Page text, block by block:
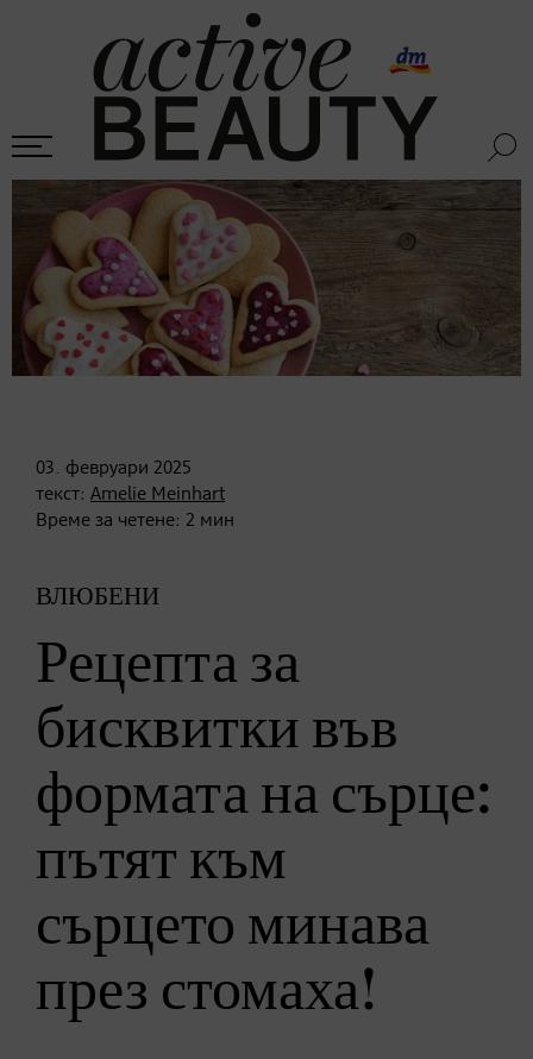
03. февруари 2025
текст: Amelie Meinhart
Време за четене: 2 мин
ВЛЮБЕНИ
Рецепта за
бисквитки във
формата на сърце:
пътят към
сърцето минава
през стомаха!